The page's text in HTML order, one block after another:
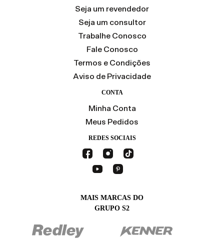
Seja um revendedor
Seja um consultor
Trabalhe Conosco
Fale Conosco
Termos e Condições
Aviso de Privacidade
CONTA
Minha Conta
Meus Pedidos
REDES SOCIAIS
MAIS MARCAS DO
GRUPO S2